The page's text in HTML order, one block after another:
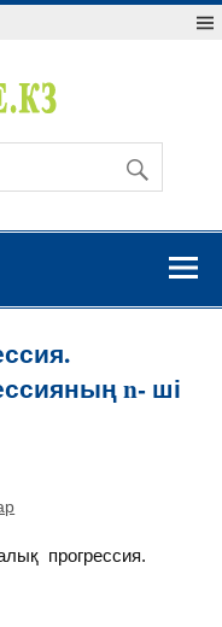
n- ші
прогрессия.